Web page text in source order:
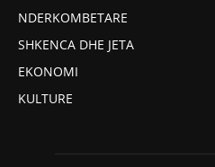
NDERKOMBETARE
SHKENCA DHE JETA
EKONOMI
KULTURE